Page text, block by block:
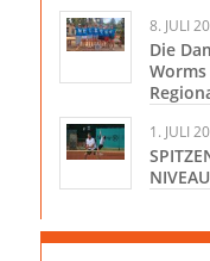
8. JULI
Die
1. JULI
NIVEAU